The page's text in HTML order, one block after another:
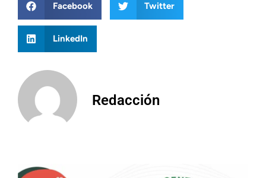
Facebook Twitter
LinkedIn
Redacción